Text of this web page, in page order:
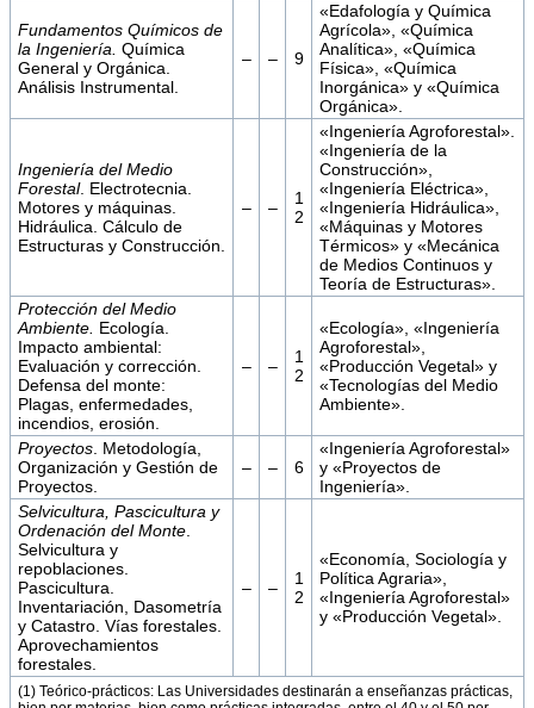
Fundamentos Químicos de
la Ingeniería. Química
General y Orgánica.
Análisis Instrumental.
– – 9
«Edafología y Química
Agrícola», «Química
Analítica», «Química
Física», «Química
Inorgánica» y «Química
Orgánica».
Ingeniería del Medio
Forestal. Electrotecnia.
Motores y máquinas.
Hidráulica. Cálculo de
Estructuras y Construcción.
– –
1
2
«Ingeniería Agroforestal».
«Ingeniería de la
Construcción»,
«Ingeniería Eléctrica»,
«Ingeniería Hidráulica»,
«Máquinas y Motores
Térmicos» y «Mecánica
de Medios Continuos y
Teoría de Estructuras».
Protección del Medio
Ambiente. Ecología.
Impacto ambiental:
Evaluación y corrección.
Defensa del monte:
Plagas, enfermedades,
incendios, erosión.
– –
1
2
«Ecología», «Ingeniería
Agroforestal»,
«Producción Vegetal» y
«Tecnologías del Medio
Ambiente».
Proyectos. Metodología,
Organización y Gestión de
Proyectos.
– – 6
«Ingeniería Agroforestal»
y «Proyectos de
Ingeniería».
Selvicultura, Pascicultura y
Ordenación del Monte.
Selvicultura y
repoblaciones.
Pascicultura.
Inventariación, Dasometría
y Catastro. Vías forestales.
Aprovechamientos
forestales.
– –
1
2
«Economía, Sociología y
Política Agraria»,
«Ingeniería Agroforestal»
y «Producción Vegetal».
(1) Teórico-prácticos: Las Universidades destinarán a enseñanzas prácticas,